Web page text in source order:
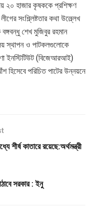
২০ হাজার কৃষককে প্রশিক্ষণ
সংশ্ল্লিষ্টতার কথা উল্ল্লেখ
শেখ মুজিবুর রহমান
স্থাপন ও পাটকলগুলোকে
ইনস্টিটিউট (বিজেআরআই)
হিসেবে পরিচিত পাটের উন্নয়নে
শীর্ষ কাতারে রয়েছে:অর্থমন্ত্রী
সরকার : ইনু